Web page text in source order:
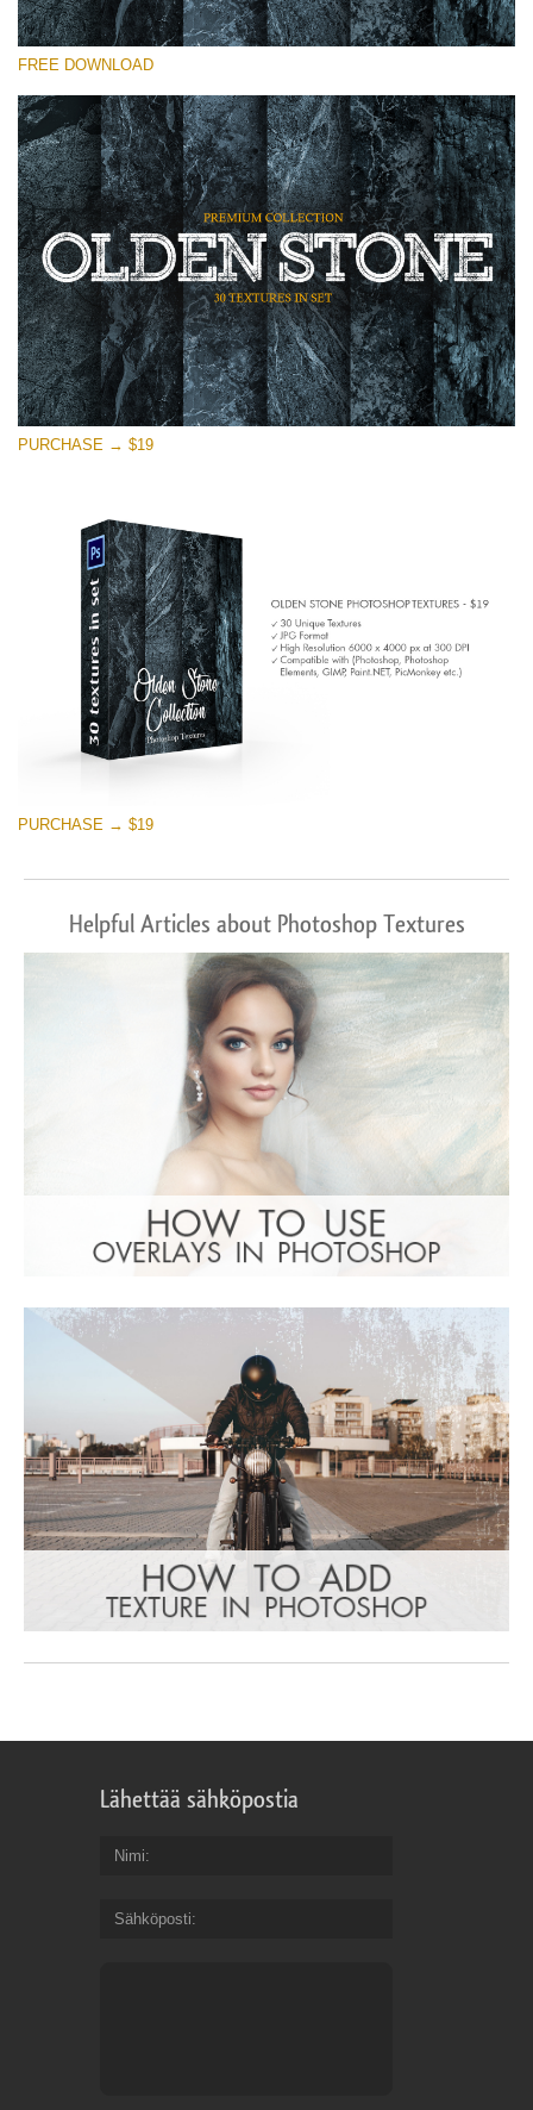
Please select
Small 800*533px
Olden Stone
(30 Textures)
Large 6000*4000px
Entire Collection
(1783 Overlays)
Large 6000*4000px
Free download
FREE DOWNLOAD
PURCHASE → $19
PURCHASE → $19
Helpful Articles about Photoshop Textures
Lähettää sähköpostia
Nimi
Sähköposti